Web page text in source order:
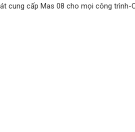
cung cấp Mas 08 cho mọi công trình-